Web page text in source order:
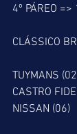
4º PÁREO
CLÁSSICO
TUYMANS
CASTRO
NISSAN (06)